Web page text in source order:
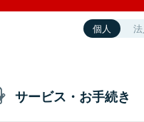
個人 法
サービス・お手続き